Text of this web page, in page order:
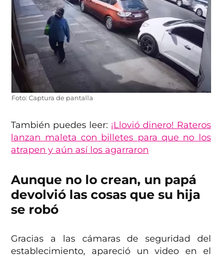
Foto: Captura de pantalla
También puedes leer: ¡Llovió dinero! Rateros
lanzan maleta con billetes para que no los
atrapen y aún así los agarraron
Aunque no lo crean, un papá
devolvió las cosas que su hija
se robó
Gracias a las cámaras de seguridad del
establecimiento, apareció un video en el